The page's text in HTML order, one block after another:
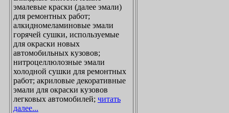
эмалевые краски (далее эмали)
для ремонтных работ;
алкидномеламиновые эмали
горячей сушки, используемые
для окраски новых
автомобильных кузовов;
нитроцеллюлозные эмали
холодной сушки для ремонтных
работ; акриловые декоративные
эмали для окраски кузовов
легковых автомобилей; читать
далее...